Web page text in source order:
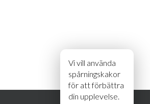
Vi vill använda
spårningskakor
för att förbättra
din upplevelse.